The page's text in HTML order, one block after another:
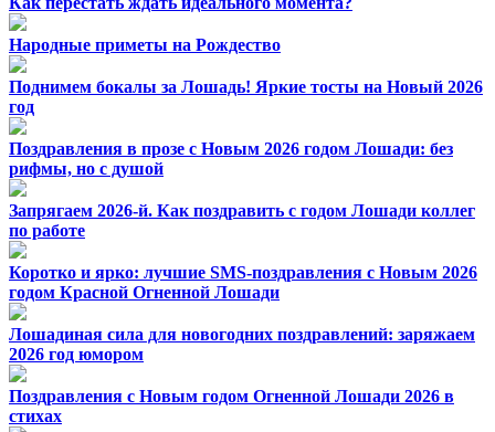
Народные приметы на Рождество
Поднимем бокалы за Лошадь! Яркие тосты на Новый 2026
год
Поздравления в прозе с Новым 2026 годом Лошади: без
рифмы, но с душой
Запрягаем 2026-й. Как поздравить с годом Лошади коллег
по работе
Коротко и ярко: лучшие SMS-поздравления с Новым 2026
годом Красной Огненной Лошади
Лошадиная сила для новогодних поздравлений: заряжаем
2026 год юмором
Поздравления с Новым годом Огненной Лошади 2026 в
стихах